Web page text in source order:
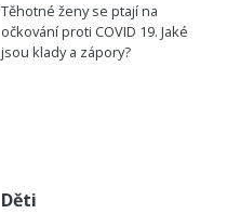
Těhotné ženy se ptají na
očkování proti COVID 19. Jaké
jsou klady a zápory?
Děti